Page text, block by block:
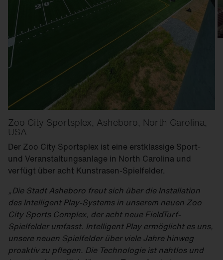
Zoo City Sportsplex, Asheboro, North Carolina,
USA
Der Zoo City Sportsplex ist eine erstklassige Sport-
und Veranstaltungsanlage in North Carolina und
verfügt über acht Kunstrasen-Spielfelder.
„Die Stadt Asheboro freut sich über die Installation
des Intelligent Play-Systems in unserem neuen Zoo
City Sports Complex, der acht neue FieldTurf-
Spielfelder umfasst. Intelligent Play ermöglicht es uns,
unsere neuen Spielfelder über viele Jahre hinweg
proaktiv zu pflegen. Die Technologie ist nahtlos und